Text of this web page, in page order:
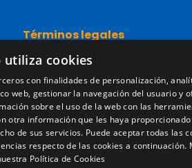
Términos legales
Aviso legal
Política de privacidad
Política de cookies
Condiciones generales de venta
Gestionar cookies
utiliza cookies
con finalidades de personalización,
web, gestionar la navegación del usuario y
sobre el uso de la web con las
otra información que les haya proporcionado
de sus servicios. Puede aceptar todas las
respecto de las cookies a continuación.
Política de Cookies